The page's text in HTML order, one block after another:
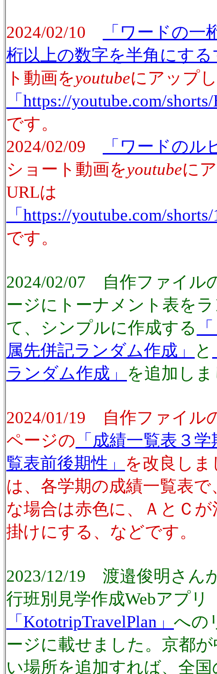
2024/02/10
「ワードの一
桁以上の数字を半角にす
ト動画をyoutubeにアップ
「https://youtube.com/
です。
2024/02/09
「ワードの
ショート動画をyoutubeに
URLは
「https://youtube.com/
です。
2024/02/07 自作ファイル
ージにトーナメント表を
て、シンプルに作成する
属先併記ランダム作成」
と
ランダム作成」
を追加し
2024/01/19 自作ファイル
ページの 「成績一覧表３
覧表前後期性」
を改良し
は、各学期の成績一覧表
な場合は赤色に、ＡとＣ
掛けにする、などです。
2023/12/19 渡邉俊明さん
行班別見学作成Webアプリ
「KototripTravelPlan」 への
ージに載せました。京都
い場所を追加すれば、全